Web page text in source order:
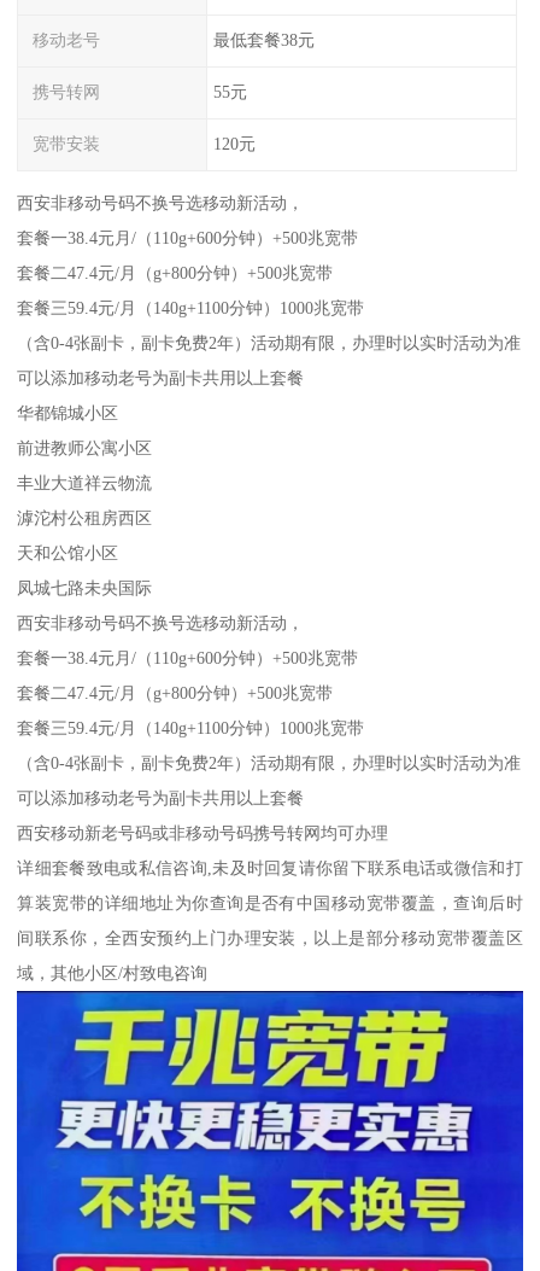
移动老号 最低套餐38元
携号转网 55元
宽带安装 120元
西安非移动号码不换号选移动新活动，
套餐一38.4元月/（110g+600分钟）+500兆宽带
套餐二47.4元/月（g+800分钟）+500兆宽带
套餐三59.4元/月（140g+1100分钟）1000兆宽带
（含0-4张副卡，副卡免费2年）活动期有限，办理时以实时活动为准
可以添加移动老号为副卡共用以上套餐
华都锦城小区
前进教师公寓小区
丰业大道祥云物流
滹沱村公租房西区
天和公馆小区
凤城七路未央国际
西安非移动号码不换号选移动新活动，
套餐一38.4元月/（110g+600分钟）+500兆宽带
套餐二47.4元/月（g+800分钟）+500兆宽带
套餐三59.4元/月（140g+1100分钟）1000兆宽带
（含0-4张副卡，副卡免费2年）活动期有限，办理时以实时活动为准
可以添加移动老号为副卡共用以上套餐
西安移动新老号码或非移动号码携号转网均可办理
详细套餐致电或私信咨询,未及时回复请你留下联系电话或微信和打
算装宽带的详细地址为你查询是否有中国移动宽带覆盖，查询后时
间联系你，全西安预约上门办理安装，以上是部分移动宽带覆盖区
域，其他小区/村致电咨询